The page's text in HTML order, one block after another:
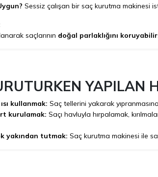
Sessiz çalışan bir saç kurutma makinesi
saçlarının doğal parlaklığını
YAPILAN
kullanmak: Saç tellerini yakarak
kurulamak: Saçı havluyla hırpalamak,
yakından tutmak: Saç kurutma makinesi ile